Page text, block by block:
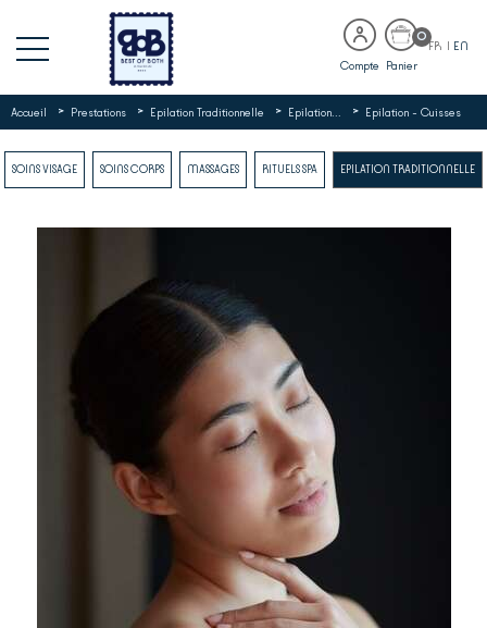
Compte
0
Panier
FR | EN
Accueil > Prestations > Epilation Traditionnelle > Epilation... > Epilation - Cuisses
SOINS VISAGE SOINS CORPS MASSAGES RITUELS SPA EPILATION TRADITIONNELLE